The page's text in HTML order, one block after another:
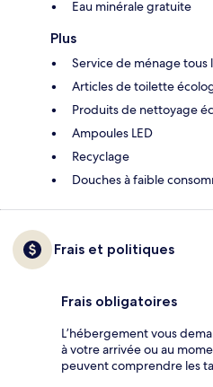
Eau minérale gratuite
Plus
Service de ménage tous
Articles de toilette
Produits de nettoyage
Ampoules LED
Recyclage
Douches à faible
Frais et politiques
Frais obligatoires
L’hébergement vous
à votre arrivée ou au
peuvent comprendre les